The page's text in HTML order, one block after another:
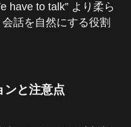
have to talk” より柔ら
話を自然にする役割
ンと注意点